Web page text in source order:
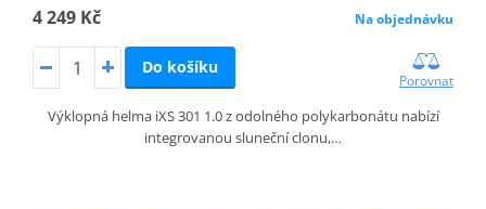
4 249 Kč Na objednávku
Do košíku
Porovnat
Výklopná helma iXS 301 1.0 z odolného polykarbonátu nabízí
integrovanou sluneční clonu,…